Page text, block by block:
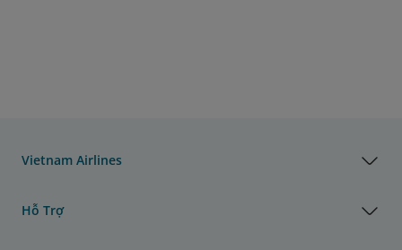
Vietnam Airlines
Hỗ Trợ